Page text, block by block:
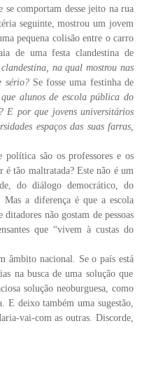
se comportam desse jeito na rua
éria seguinte, mostrou um jovem
pequena colisão entre o carro
de uma festa clandestina de
na qual mostrou nas
sério?Se fosse uma festinha de
alunos de escola pública do
E por que jovens universitários
espaços das suas farras,
política são os professores e os
étão maltratada? Este não éum
do diálogo democrático, do
Mas a diferença éque a escola
ditadores não gostam de pessoas
que “vivem à custas do
âmbito nacional. Se o país está
na busca de uma solução que
solução neoburguesa, como
E deixo também uma sugestão,
vai-com as outras. Discorde,